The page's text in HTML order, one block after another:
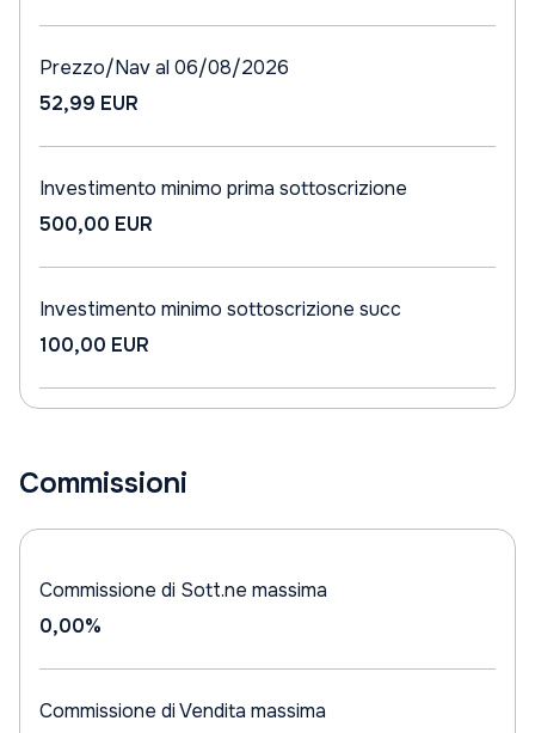
Prezzo/Nav al 06/08/2026
52,99 EUR
Investimento minimo prima sottoscrizione
500,00 EUR
Investimento minimo sottoscrizione succ
100,00 EUR
Commissioni
Commissione di Sott.ne massima
0,00%
Commissione di Vendita massima